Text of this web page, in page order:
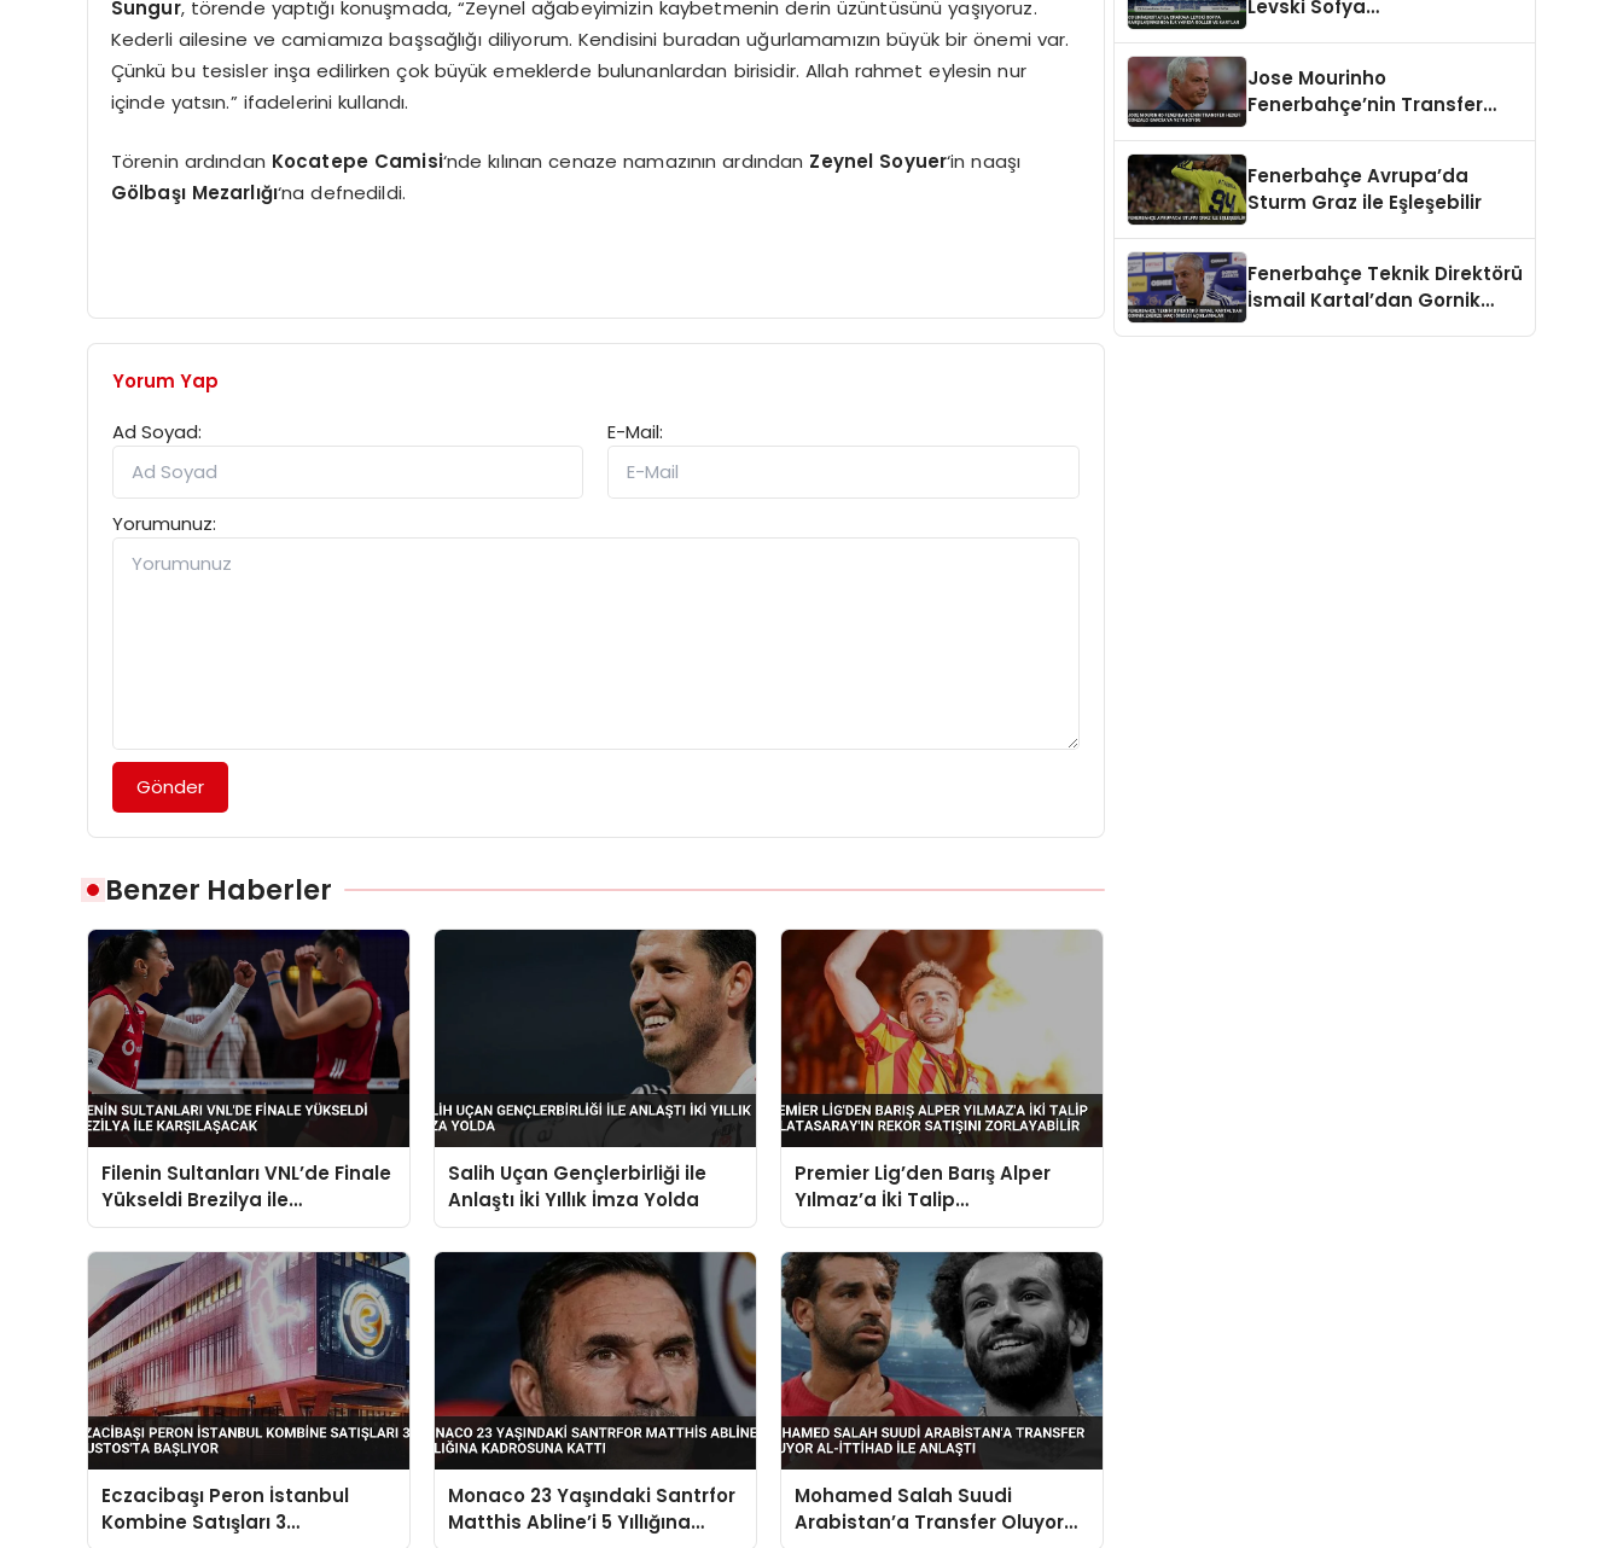
Sungur, törende yaptığı konuşmada, “Zeynel ağabeyimizin kaybetmenin derin üzüntüsünü yaşıyoruz.
Kederli ailesine ve camiamıza başsağlığı diliyorum. Kendisini buradan uğurlamamızın büyük bir önemi var.
Çünkü bu tesisler inşa edilirken çok büyük emeklerde bulunanlardan birisidir. Allah rahmet eylesin nur
içinde yatsın.” ifadelerini kullandı.
Törenin ardından Kocatepe Camisi‘nde kılınan cenaze namazının ardından Zeynel Soyuer‘in naaşı
Gölbaşı Mezarlığı‘na defnedildi.
Yorum Yap
Ad Soyad:
E-Mail:
Yorumunuz:
Gönder
Benzer Haberler
Filenin Sultanları VNL’de Finale
Yükseldi Brezilya ile
Karşılaşacak
Salih Uçan Gençlerbirliği ile
Anlaştı İki Yıllık İmza Yolda
Premier Lig’den Barış Alper
Yılmaz’a İki Talip
Galatasaray’ın Rekor Satışını
Zorlayabilir
Eczacibaşı Peron İstanbul
Kombine Satışları 3
Monaco 23 Yaşındaki Santrfor
Matthis Abline’i 5 Yıllığına
Mohamed Salah Suudi
Arabistan’a Transfer Oluyor
Levski Sofya
Jose Mourinho
Fenerbahçe’nin Transfer
Fenerbahçe Avrupa’da
Sturm Graz ile Eşleşebilir
Fenerbahçe Teknik Direktörü
İsmail Kartal’dan Gornik